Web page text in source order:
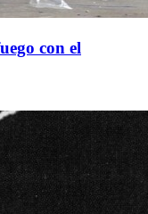
con el